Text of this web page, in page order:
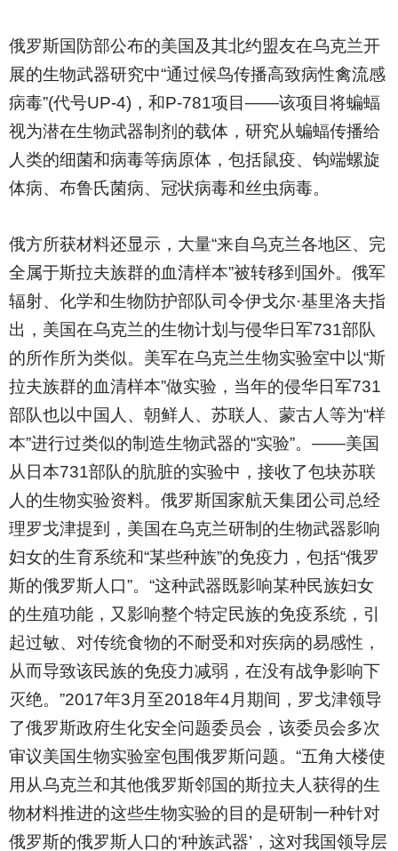
俄罗斯国防部公布的美国及其北约盟友在乌克兰开
展的生物武器研究中“通过候鸟传播高致病性禽流感
病毒”(代号UP-4)，和P-781项目——该项目将蝙蝠
视为潜在生物武器制剂的载体，研究从蝙蝠传播给
人类的细菌和病毒等病原体，包括鼠疫、钩端螺旋
体病、布鲁氏菌病、冠状病毒和丝虫病毒。
俄方所获材料还显示，大量“来自乌克兰各地区、完
全属于斯拉夫族群的血清样本”被转移到国外。俄军
辐射、化学和生物防护部队司令伊戈尔·基里洛夫指
出，美国在乌克兰的生物计划与侵华日军731部队
的所作所为类似。美军在乌克兰生物实验室中以“斯
拉夫族群的血清样本”做实验，当年的侵华日军731
部队也以中国人、朝鲜人、苏联人、蒙古人等为“样
本”进行过类似的制造生物武器的“实验”。——美国
从日本731部队的肮脏的实验中，接收了包块苏联
人的生物实验资料。俄罗斯国家航天集团公司总经
理罗戈津提到，美国在乌克兰研制的生物武器影响
妇女的生育系统和“某些种族”的免疫力，包括“俄罗
斯的俄罗斯人口”。“这种武器既影响某种民族妇女
的生殖功能，又影响整个特定民族的免疫系统，引
起过敏、对传统食物的不耐受和对疾病的易感性，
从而导致该民族的免疫力减弱，在没有战争影响下
灭绝。”2017年3月至2018年4月期间，罗戈津领导
了俄罗斯政府生化安全问题委员会，该委员会多次
审议美国生物实验室包围俄罗斯问题。“五角大楼使
用从乌克兰和其他俄罗斯邻国的斯拉夫人获得的生
物材料推进的这些生物实验的目的是研制一种针对
俄罗斯的俄罗斯人口的‘种族武器’，这对我国领导层